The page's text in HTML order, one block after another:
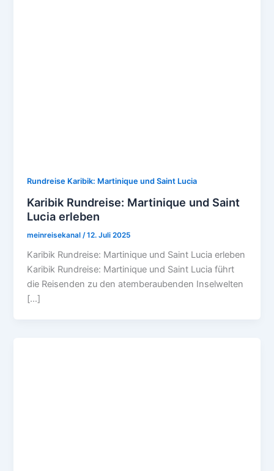
Rundreise Karibik: Martinique und Saint Lucia
Karibik Rundreise: Martinique und Saint
Lucia erleben
meinreisekanal /12. Juli 2025
Karibik Rundreise: Martinique und Saint Lucia erleben
Karibik Rundreise: Martinique und Saint Lucia führt
d‬ie Reisenden z‬u d‬en atemberaubenden Inselwelten
[…]